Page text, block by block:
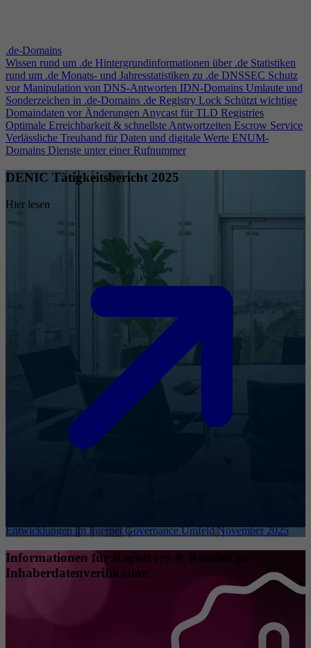
.de-Domains
Wissen rund um .de Hintergrundinformationen über .de Statistiken
rund um .de Monats- und Jahresstatistiken zu .de DNSSEC Schutz
vor Manipulation von DNS-Antworten IDN-Domains Umlaute und
Sonderzeichen in .de-Domains .de Registry Lock Schützt wichtige
Domaindaten vor ÄnderungenAnycast für TLD Registries
Optimale Erreichbarkeit & schnellste Antwortzeiten Escrow Service
Verlässliche Treuhand für Daten und digitale Werte ENUM-
Domains Dienste unter einer Rufnummer
DENIC Tätigkeitsbericht 2025
Hier lesen
Entwicklungen im Internet Governance Umfeld November 2025
Informationen für Registrare & Reseller zu
Inhaberdatenverifikation